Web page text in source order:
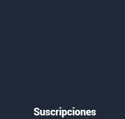
Suscripciones